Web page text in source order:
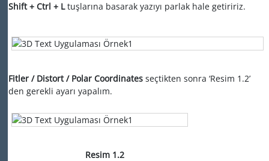
Shift + Ctrl + Ltuşlarına basarak yazıyı parlak hale getiririz.
Fitler / Distort / Polar Coordinates seçtikten sonra ‘Resim 1.2’
den gerekli ayarı yapalım.
Resim 1.2